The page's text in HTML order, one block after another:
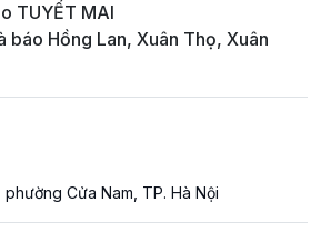
TUYẾT MAI
báo Hồng Lan, Xuân Thọ, Xuân
Cửa Nam, TP. Hà Nội